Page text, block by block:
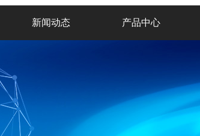
新闻动态 产品中心